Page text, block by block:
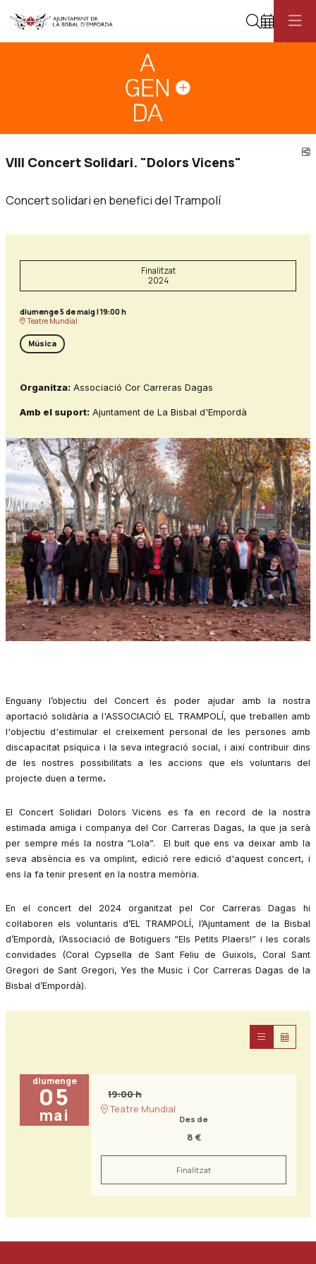
Cerca
VIII Concert Solidari. "Dolors Vicens"
Concert solidari en benefici del Trampolí
Finalitzat
2024
diumenge 5 de maig|19:00 h
Teatre Mundial
Música
Organitza: Associació Cor Carreras Dagas
Amb el suport: Ajuntament de La Bisbal d'Empordà
Enguany l’objectiu del Concert és poder ajudar amb la nostra
aportació solidària a l'ASSOCIACIÓ EL TRAMPOLÍ, que treballen amb
l'objectiu d'estimular el creixement personal de les persones amb
discapacitat psíquica i la seva integració social, i així contribuir dins
de les nostres possibilitats a les accions que els voluntaris del
projecte duen a terme.
El Concert Solidari Dolors Vicens es fa en record de la nostra
estimada amiga i companya del Cor Carreras Dagas, la que ja serà
per sempre més la nostra “Lola”.  El buit que ens va deixar amb la
seva absència es va omplint, edició rere edició d'aquest concert, i
ens la fa tenir present en la nostra memòria.
En el concert del 2024 organitzat pel Cor Carreras Dagas hi
col·laboren els voluntaris d’EL TRAMPOLÍ, l’Ajuntament de la Bisbal
d’Empordà, l’Associació de Botiguers “Els Petits Plaers!” i les corals
convidades (Coral Cypsella de Sant Feliu de Guixols, Coral Sant
Gregori de Sant Gregori, Yes the Music i Cor Carreras Dagas de la
Bisbal d’Empordà).
diumenge
05
mai
19:00 h
Teatre Mundial
Des de
8 €
Finalitzat